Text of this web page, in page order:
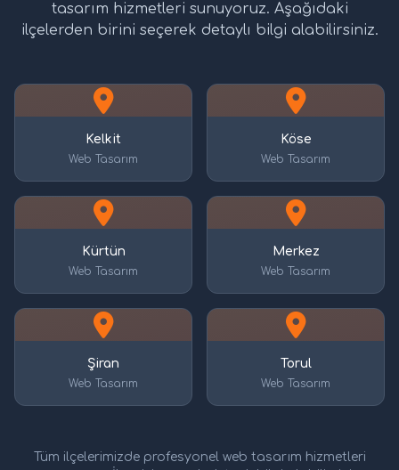
tasarım hizmetleri sunuyoruz. Aşağıdaki
ilçelerden birini seçerek detaylı bilgi alabilirsiniz.
Kelkit
Web Tasarım
Köse
Web Tasarım
Kürtün
Web Tasarım
Merkez
Web Tasarım
Şiran
Web Tasarım
Torul
Web Tasarım
Tüm ilçelerimizde profesyonel web tasarım hizmetleri